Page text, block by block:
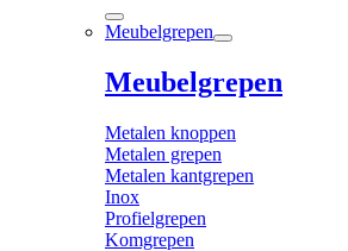
Meubelgrepen
Meubelgrepen
Metalen knoppen
Metalen grepen
Metalen kantgrepen
Inox
Profielgrepen
Komgrepen